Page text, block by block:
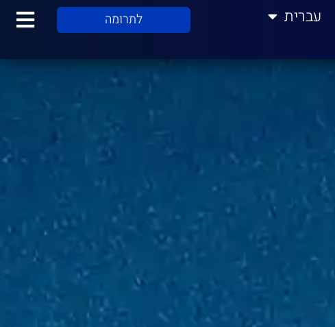
עברית לתרומה